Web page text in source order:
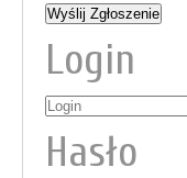
Login
Hasło